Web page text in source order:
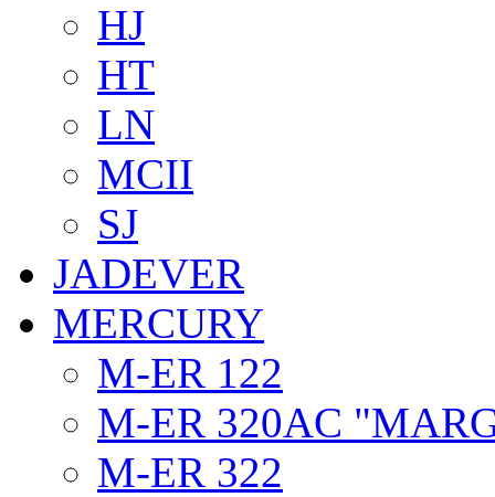
HJ
HT
LN
MCII
SJ
JADEVER
MERCURY
M-ER 122
M-ER 320AC
M-ER 322